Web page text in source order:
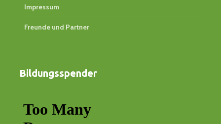
Impressum
Freunde und Partner
Bildungsspender